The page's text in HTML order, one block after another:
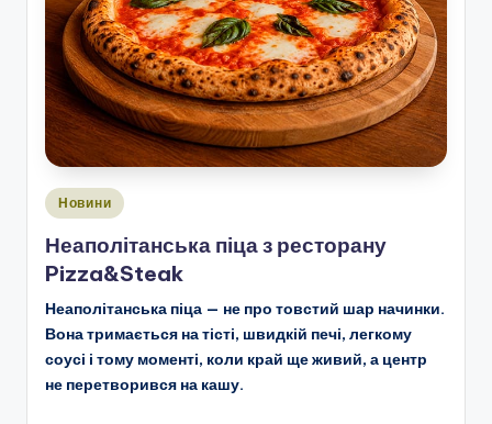
Опубліковано
Новини
Неаполітанська піца з ресторану
Pizza&Steak
Неаполітанська піца — не про товстий шар начинки.
Вона тримається на тісті, швидкій печі, легкому
соусі і тому моменті, коли край ще живий, а центр
не перетворився на кашу.